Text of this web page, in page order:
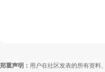
郑重声明： 用户在社区发表的所有资料